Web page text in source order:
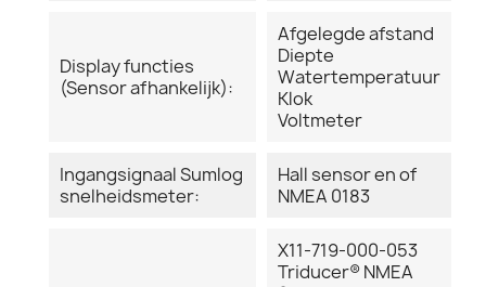
Display functies
(Sensor afhankelijk):
Afgelegde afstand
Diepte
Watertemperatuur
Klok
Voltmeter
Ingangsignaal Sumlog
snelheidsmeter:
Hall sensor en of
NMEA 0183
X11-719-000-053
Triducer® NMEA